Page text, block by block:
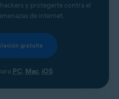
y protegerte contra el
de internet.
gratuita
PC, Mac, iOS